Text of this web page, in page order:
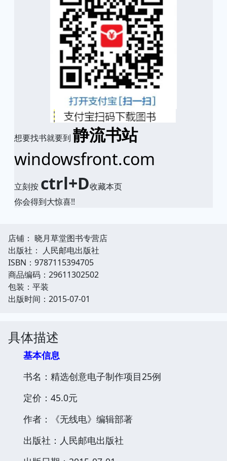
想要找书就要到 静流书站
windowsfront.com
立刻按 ctrl+D收藏本页
你会得到大惊喜!!
店铺： 晓月草堂图书专营店
出版社： 人民邮电出版社
ISBN：9787115394705
商品编码：29611302502
包装：平装
出版时间：2015-07-01
具体描述
基本信息
书名：精选创意电子制作项目25例
定价：45.0元
作者：《无线电》编辑部著
出版社：人民邮电出版社